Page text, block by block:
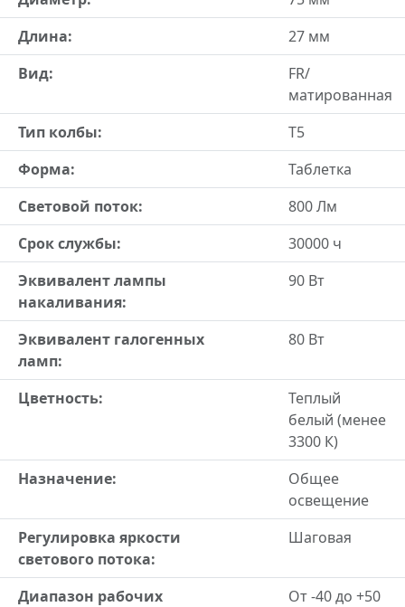
Длина:
27 мм
Вид:
FR/
матированная
Тип колбы:
T5
Форма:
Таблетка
Световой поток:
800 Лм
Срок службы:
30000 ч
Эквивалент лампы
накаливания:
90 Вт
Эквивалент галогенных
ламп:
80 Вт
Цветность:
Теплый
белый (менее
3300 К)
Назначение:
Общее
освещение
Регулировка яркости
светового потока:
Шаговая
Диапазон рабочих
От -40 до +50